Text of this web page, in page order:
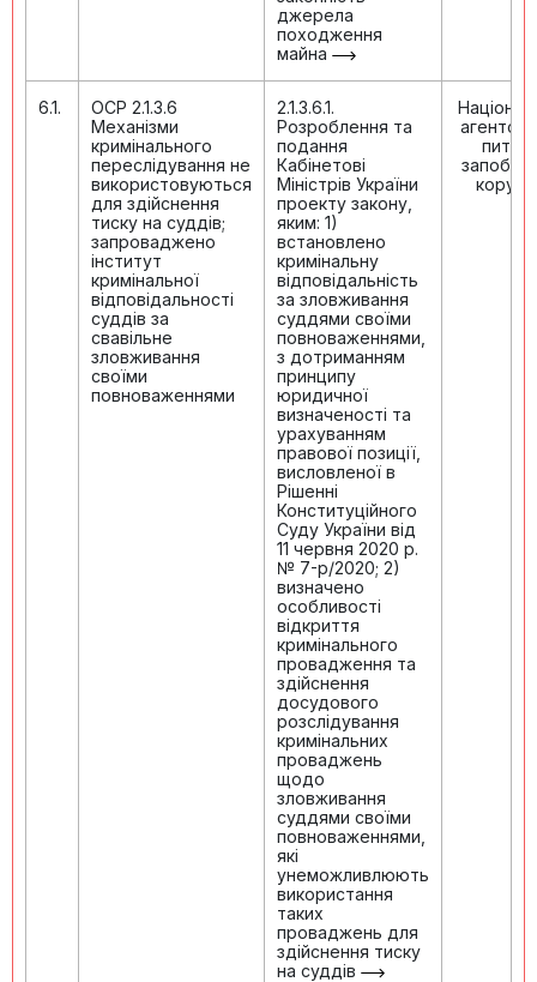
джерела
походження
майна
6.1.
ОСР 2.1.3.6
Механізми
кримінального
переслідування не
використовуються
для здійснення
тиску на суддів;
запроваджено
інститут
кримінальної
відповідальності
суддів за
свавільне
зловживання
своїми
повноваженнями
2.1.3.6.1.
Розроблення та
подання
Кабінетові
Міністрів України
проекту закону,
яким: 1)
встановлено
кримінальну
відповідальність
за зловживання
суддями своїми
повноваженнями,
з дотриманням
принципу
юридичної
визначеності та
урахуванням
правової позиції,
висловленої в
Рішенні
Конституційного
Суду України від
11 червня 2020 р.
№ 7-р/2020; 2)
визначено
особливості
відкриття
кримінального
провадження та
здійснення
досудового
розслідування
кримінальних
проваджень
щодо
зловживання
суддями своїми
повноваженнями,
які
унеможливлюють
використання
таких
проваджень для
здійснення тиску
на суддів